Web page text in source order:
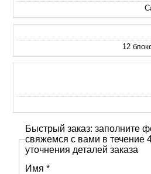
12
Быстрый заказ: заполните
свяжемся с вами в течение
уточнения деталей заказа
Имя *